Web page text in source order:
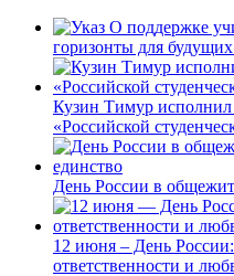
горизонты для
Кузин Тимур исполнил
«Российской
День России в
12 июня – День
ответственности и